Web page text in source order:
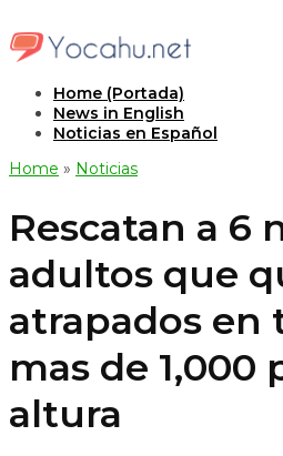
Home (Portada)
News in English
Noticias en Español
Home » Noticias
Rescatan a 6
adultos que
atrapados en
mas de 1,000
altura